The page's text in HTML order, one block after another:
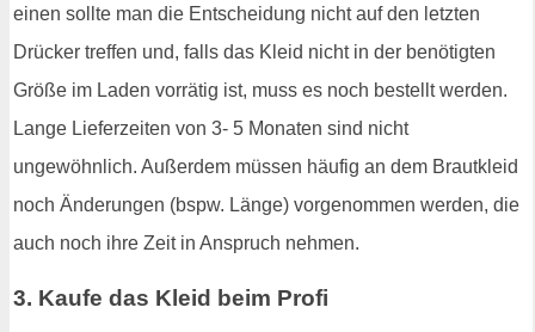
einen sollte man die Entscheidung nicht auf den letzten
Drücker treffen und, falls das Kleid nicht in der benötigten
Größe im Laden vorrätig ist, muss es noch bestellt werden.
Lange Lieferzeiten von 3- 5 Monaten sind nicht
ungewöhnlich. Außerdem müssen häufig an dem Brautkleid
noch Änderungen (bspw. Länge) vorgenommen werden, die
auch noch ihre Zeit in Anspruch nehmen.
3. Kaufe das Kleid beim Profi